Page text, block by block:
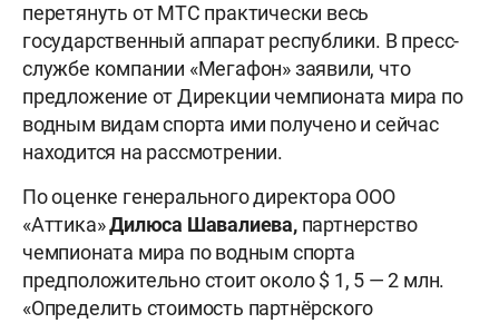
перетянуть от МТС практически весь
государственный аппарат республики. В пресс-
службе компании «Мегафон» заявили, что
предложение от Дирекции чемпионата мира по
водным видам спорта ими получено и сейчас
находится на рассмотрении.
По оценке генерального директора ООО
«Аттика»Дилюса Шавалиева,партнерство
чемпионата мира по водным спорта
предположительно стоит около $ 1, 5 — 2 млн.
«Определить стоимость партнёрского